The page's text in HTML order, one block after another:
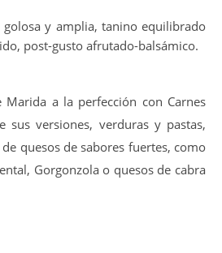
golosa y amplia, tanino equilibrado
post-gusto afrutado-balsámico.
a la perfección con Carnes
sus versiones, verduras y pastas,
quesos de sabores fuertes, como
Gorgonzola o quesos de cabra